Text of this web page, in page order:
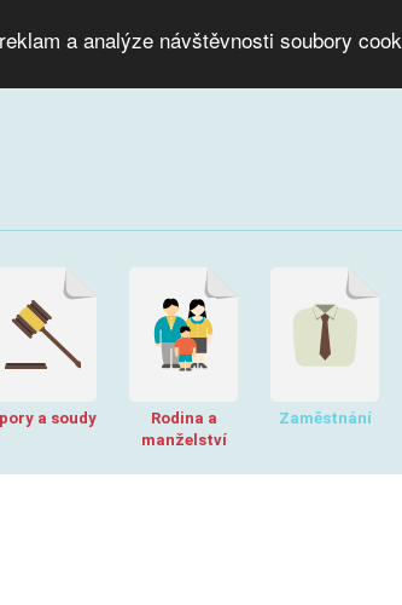
a analýze návštěvnosti soubory
a soudy
Rodina a
manželství
Zaměstnání